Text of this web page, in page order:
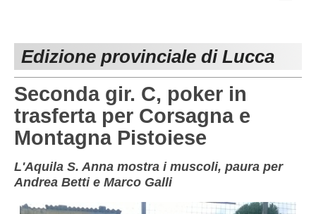
GROSSETO
LIVORNO
LUCCA
MASSA CARRARA
PISA
Le iniziative di TOSCANA GOL
Beach soccer
Rappresentative regionali e provinciali
FIGC Toscana
Calcio femminile
NAZIONALI
Edizione provinciale di Lucca
Seconda gir. C, poker in
trasferta per Corsagna e
Montagna Pistoiese
L'Aquila S. Anna mostra i muscoli, paura per
Andrea Betti e Marco Galli